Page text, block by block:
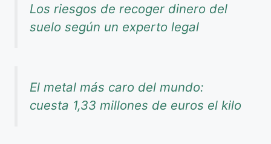
Los riesgos de recoger dinero del
suelo según un experto legal
El metal más caro del mundo:
cuesta 1,33 millones de euros el kilo